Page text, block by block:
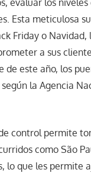
evaluar los niveles
Esta meticulosa
Friday o Navidad,
a sus
de este año, los
la Agencia
control permite
como São
lo que les permite